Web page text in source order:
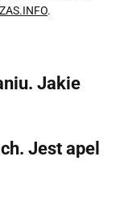
.
Jakie
Jest apel